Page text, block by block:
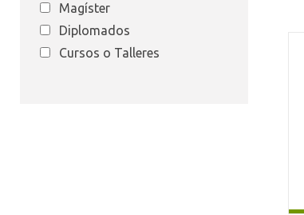
Magíster
Diplomados
Cursos o Talleres